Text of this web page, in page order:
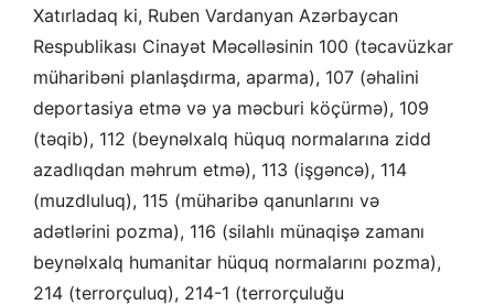
Xatırladaq ki, Ruben Vardanyan Azərbaycan
Respublikası Cinayət Məcəlləsinin 100 (təcavüzkar
müharibəni planlaşdırma, aparma), 107 (əhalini
deportasiya etmə və ya məcburi köçürmə), 109
(təqib), 112 (beynəlxalq hüquq normalarına zidd
azadlıqdan məhrum etmə), 113 (işgəncə), 114
(muzdluluq), 115 (müharibə qanunlarını və
adətlərini pozma), 116 (silahlı münaqişə zamanı
beynəlxalq humanitar hüquq normalarını pozma),
214 (terrorçuluq), 214-1 (terrorçuluğu